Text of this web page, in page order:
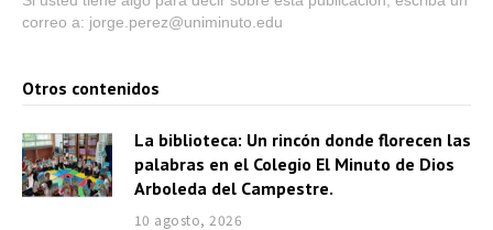
correo a: jorge.perez@uniminuto.edu
Otros contenidos
La biblioteca: Un rincón donde florecen las
palabras en el Colegio El Minuto de Dios
Arboleda del Campestre.
10 agosto, 2026